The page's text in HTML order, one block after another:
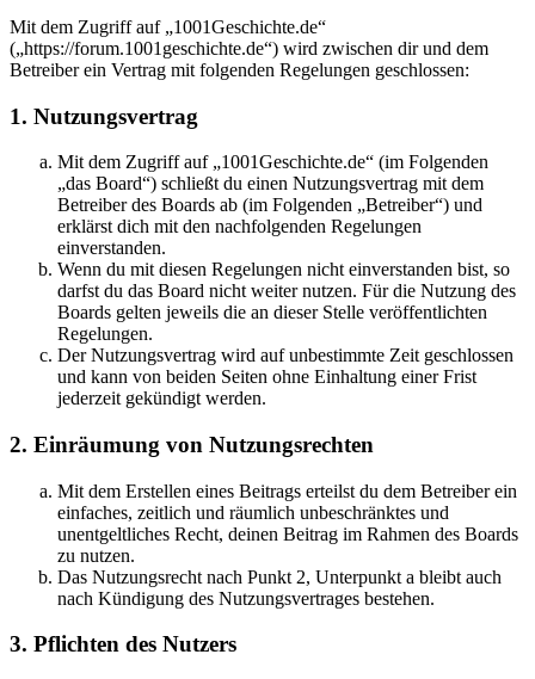
Mit dem Zugriff auf „1001Geschichte.de“
(„https://forum.1001geschichte.de“) wird zwischen dir und dem
Betreiber ein Vertrag mit folgenden Regelungen geschlossen:
1. Nutzungsvertrag
Mit dem Zugriff auf „1001Geschichte.de“ (im Folgenden
„das Board“) schließt du einen Nutzungsvertrag mit dem
Betreiber des Boards ab (im Folgenden „Betreiber“) und
erklärst dich mit den nachfolgenden Regelungen
einverstanden.
Wenn du mit diesen Regelungen nicht einverstanden bist, so
darfst du das Board nicht weiter nutzen. Für die Nutzung des
Boards gelten jeweils die an dieser Stelle veröffentlichten
Regelungen.
Der Nutzungsvertrag wird auf unbestimmte Zeit geschlossen
und kann von beiden Seiten ohne Einhaltung einer Frist
jederzeit gekündigt werden.
2. Einräumung von Nutzungsrechten
Mit dem Erstellen eines Beitrags erteilst du dem Betreiber ein
einfaches, zeitlich und räumlich unbeschränktes und
unentgeltliches Recht, deinen Beitrag im Rahmen des Boards
zu nutzen.
Das Nutzungsrecht nach Punkt 2, Unterpunkt a bleibt auch
nach Kündigung des Nutzungsvertrages bestehen.
3. Pflichten des Nutzers